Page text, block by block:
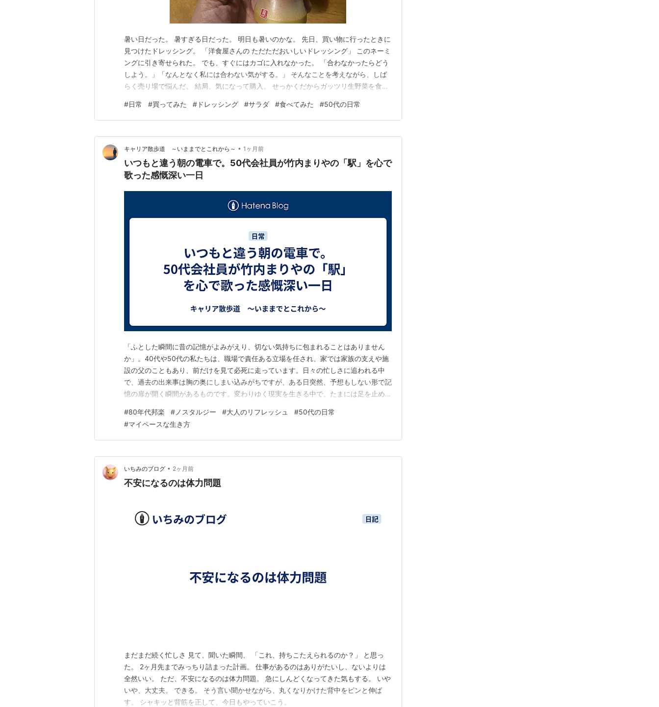
暑い日だった。 暑すぎる日だった。 明日も暑いのかな。 先日、買い物に行ったときに
見つけたドレッシング。 「洋食屋さんの ただただおいしいドレッシング」 このネーミ
ングに引き寄せられた。 でも、すぐにはカゴに入れなかった。 「合わなかったらどう
しよう。」「なんとなく私には合わない気がする。」 そんなことを考えながら、しば
らく売り場で悩んだ。 結局、気になって購入。 せっかくだからガッツリ生野菜を食べ
れ？ 私には合わない。 にんにくの味が結構強い。 ドレッシングでにんにくが強いの
は、あまり好みではない。 食べても…
#日常 #買ってみた # ドレッシング #サラダ #食べてみた #50代の日常
キャリア散歩道 ～いままでとこれから～ • 1ヶ月前
いつもと違う朝の電車で。50代会社員が竹内まりやの「駅」を心で
歌った感慨深い一日
「ふとした瞬間に昔の記憶がよみがえり、切ない気持ちに包まれることはありません
か」。40代や50代の私たちは、職場で責任ある立場を任され、家では家族の支えや施
設の父のこともあり、前だけを見て必死に走っています。日々の忙しさに追われる中
で、過去の出来事は胸の奥にしまい込みがちですが、ある日突然、予想もしない形で記
憶の扉が開く瞬間があるものです。変わりゆく現実を生きる中で、たまには足を止め
らぎに触れたとき、私は「過去を否定するのではなく、かつての思い出も自分の人生の
大切なひとかけらとして、愛おしく受け止めていきたい」と痛感…
#80年代邦楽 #ノスタルジー #大人のリフレッシュ #50代の日常
#マイペースな生き方
いちみのブログ • 2ヶ月前
不安になるのは体力問題
まだまだ続く忙しさ 見て、聞いた瞬間、 「これ、持ちこたえられるのか？」 と思っ
た。 2ヶ月先までみっちり詰まった計画。 仕事があるのはありがたいし、ないよりは
全然いい。 ただ、不安になるのは体力問題。 急にしんどくなってきた気もする。 いや
いや、大丈夫。 できる。 そう言い聞かせながら、丸くなりかけた背中をピンと伸ば
す。 シャキッと背筋を正して、今日もやっていこう。